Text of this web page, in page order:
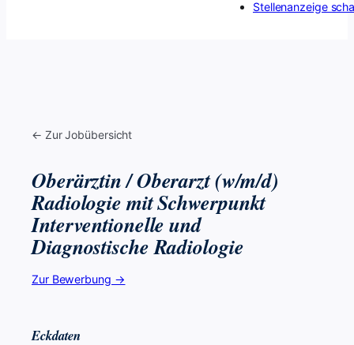
Stellenanzeige
← Zur Jobübersicht
Oberärztin / Oberarzt (w/m/d)
Radiologie mit Schwerpunkt
Interventionelle und
Diagnostische Radiologie
Zur Bewerbung →
Eckdaten